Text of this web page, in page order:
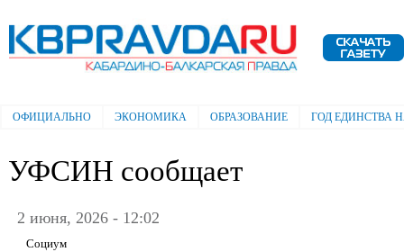
Электронная газета "Кабардино-
Балкарская правда"
Главное меню
ОФИЦИАЛЬНО ЭКОНОМИКА ОБРАЗОВАНИЕ ГОД ЕДИНСТВА
УФСИН сообщает
2 июня, 2026 - 12:02
Социум